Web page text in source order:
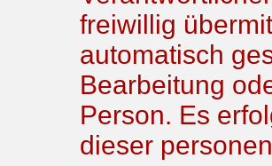
freiwillig
automatisch
Bearbeitung
Person. Es
dieser